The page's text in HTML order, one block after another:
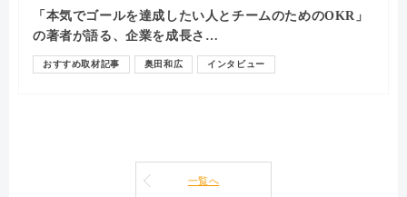
「本気でゴールを達成したい人とチームのためのOKR」
の著者が語る、企業を成長さ…
おすすめ取材記事 奥田和広 インタビュー
一覧へ